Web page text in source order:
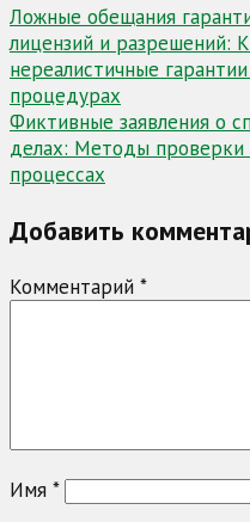
Навигация
по
записям
Ложные обещания
лицензий и разрешений:
нереалистичные
процедурах
Фиктивные заявления о
делах: Методы проверки
процессах
Добавить
Комментарий *
Имя *